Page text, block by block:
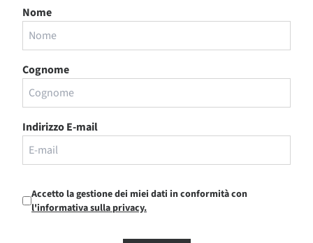
Nome
Cognome
Indirizzo E-mail
Accetto la gestione dei miei dati in conformità con
l'informativa sulla privacy.